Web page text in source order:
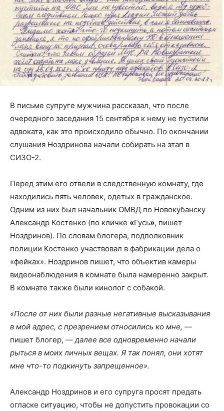
В письме супруге мужчина рассказал, что после
очередного заседания 15 сентября к нему не пустили
адвоката, как это происходило обычно. По окончании
слушания Ноздринова начали собирать на этап в
СИЗО-2.
Перед этим его отвели в следственную комнату, где
находились пять человек, одетых в гражданское.
Одним из них был начальник ОМВД по Новокубанску
Александр Костенко (по кличке «Гусь», пишет
Ноздринов). По словам блогера, подполковник
полиции Костенко участвовал в фабрикации дела о
«фейках». Ноздринов пишет, что объектив камеры
видеонаблюдения в комнате была намеренно закрыт.
В комнате также были кинолог с собакой.
«После от них были разные негативные высказывания
в мой адрес, с презрением относились ко мне, —
пишет блогер, —далее все одновременно начали
рыться в моих личных вещах. Я так понял, они хотят
мне что-то подкинуть запрещенное».
Александр Ноздринов и его супруга просят предать
огласке ситуацию, чтобы не допустить провокации со